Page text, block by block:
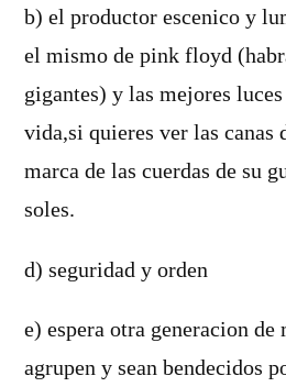
b) el productor escenico y
el mismo de pink floyd
gigantes) y las mejores
vida,si quieres ver las canas
marca de las cuerdas de su
soles.
d) seguridad y orden
e) espera otra generacion de
agrupen y sean bendecidos